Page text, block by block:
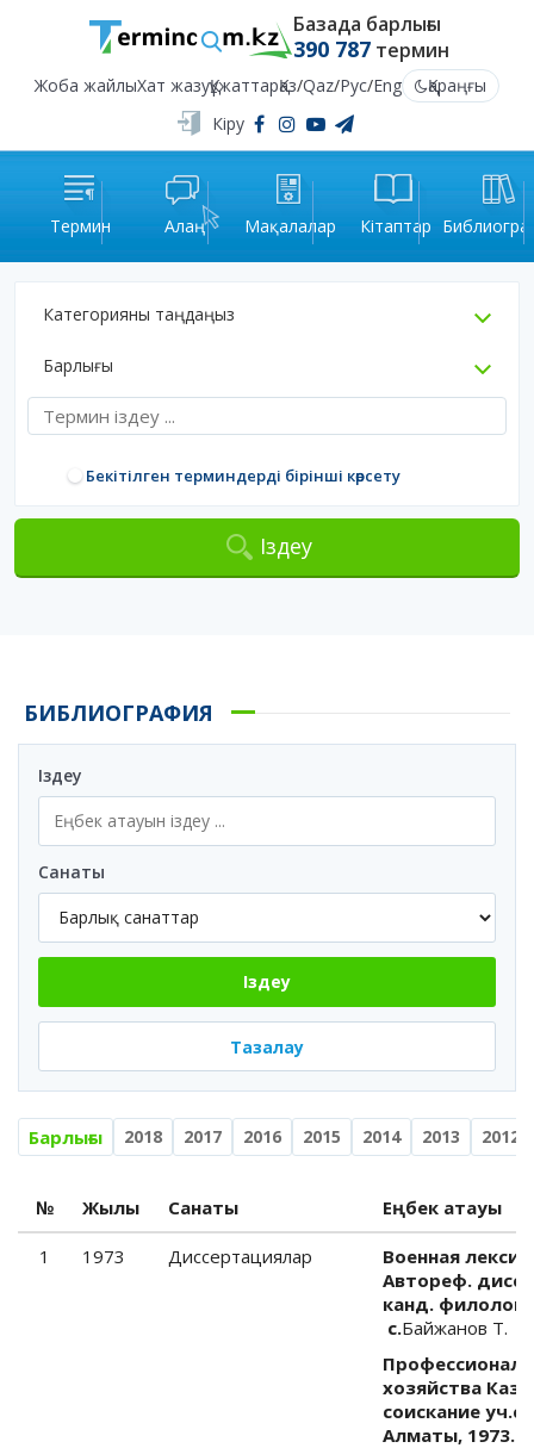
Базада барлығы
390 787термин
Жоба жайлыХат жазуҚұжаттарҚаз/Qaz/Рус/Eng
Қараңғы
Кіру
Термин Алаң Мақалалар Кітаптар
Категорияны таңдаңыз
Барлығы
Бекітілген терминдерді бірінші көрсету
Іздеу
БИБЛИОГРАФИЯ
Іздеу
Санаты
Іздеу
Тазалау
Барлығы 2018 2017 2016 2015 2014 2013 2012
№ Жылы Санаты Еңбек атауы
1 1973 Диссертациялар
Военная
Автореф. дисс.
канд. филолог.
с.Байжанов Т.
хозяйства
соискание
Алматы, 1973. -